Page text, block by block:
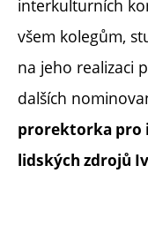
interkulturních
všem kolegům,
na jeho realizaci
dalších
prorektorka pro
lidských zdrojů